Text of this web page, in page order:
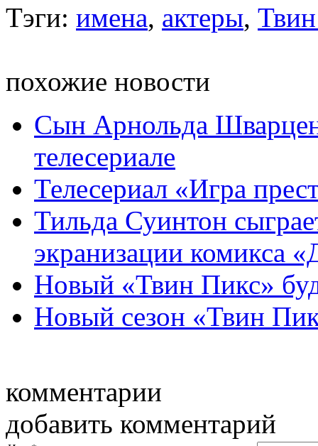
Тэги: имена, актеры,
похожие новости
Сын Арнольда
телесериале
Телесериал «Игра
Тильда Суинтон
экранизации комикса
Новый «Твин Пикс»
Новый сезон «Твин
комментарии
добавить комментарий